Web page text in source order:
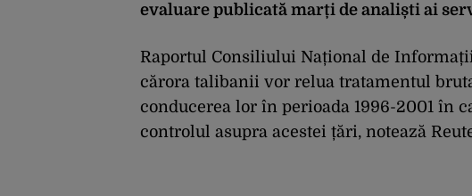
evaluare publicată marți de analiști ai
Raportul Consiliului Național de
cărora talibanii vor relua tratamentul
conducerea lor în perioada 1996-2001 în
controlul asupra acestei țări, notează